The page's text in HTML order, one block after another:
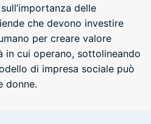
delle
che devono investire
per creare valore
in cui operano, sottolineando
di impresa sociale può
donne.